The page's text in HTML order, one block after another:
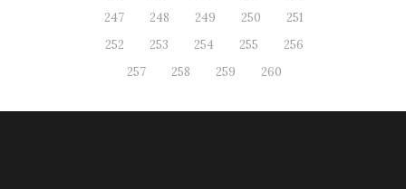
247
248 249 250
251
252
253 254 255
256
257
258 259 260